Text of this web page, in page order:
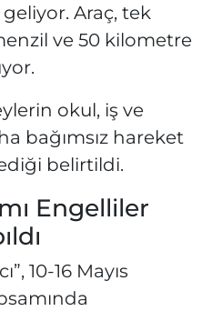
Araç, tek
ve 50 kilometre
okul, iş ve
bağımsız hareket
belirtildi.
Engelliler
10-16 Mayıs